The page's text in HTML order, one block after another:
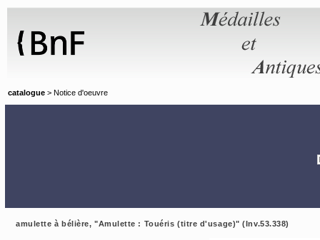
catalogue > Notice d'oeuvre
amulette à bélière, "Amulette : Touéris (titre d'usage)" (Inv.53.338)